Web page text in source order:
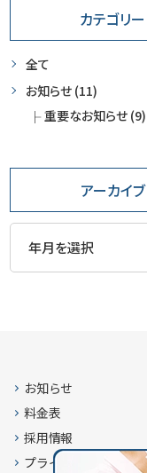
カテゴリー
全て
お知らせ (11)
重要なお知らせ (9)
アーカイブ
お知らせ
料金表
採用情報
プライバシーポリシー